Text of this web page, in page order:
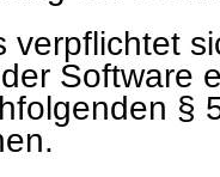
verpflichtet
Software
§